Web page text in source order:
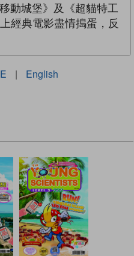
動城堡》及《超貓特工
經典電影盡情搗蛋，反
| English